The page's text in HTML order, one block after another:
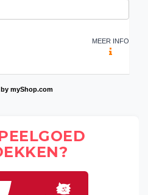
MEER INFO
myShop.com